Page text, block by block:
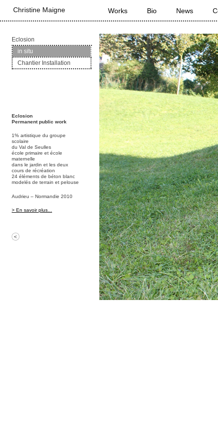
Christine Maigne Main menu
Skip to primary content
Skip to secondary content
Works Bio News
Eclosion
in situ
Chantier Installation
Eclosion
Permanent public work
1% artistique du groupe
scolaire
du Val de Seulles
école primaire et école
maternelle
dans le jardin et les deux
cours de récréation
24 éléments de béton blanc
modelés de terrain et pelouse
Audrieu – Normandie 2010
> En savoir plus...